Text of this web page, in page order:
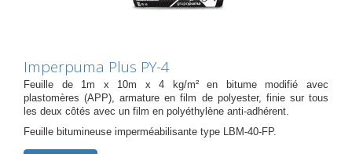
Imperpuma Plus PY-4
Feuille de 1m x 10m x 4 kg/m² en bitume modifié avec
plastomères (APP), armature en film de polyester, finie sur tous
les deux côtés avec un film en polyéthylène anti-adhérent.
Feuille bitumineuse imperméabilisante type LBM-40-FP.